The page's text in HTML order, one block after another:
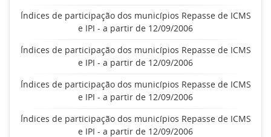
Índices de participação dos municípios Repasse de ICMS
e IPI - a partir de 12/09/2006
Índices de participação dos municípios Repasse de ICMS
e IPI - a partir de 12/09/2006
Índices de participação dos municípios Repasse de ICMS
e IPI - a partir de 12/09/2006
Índices de participação dos municípios Repasse de ICMS
e IPI - a partir de 12/09/2006